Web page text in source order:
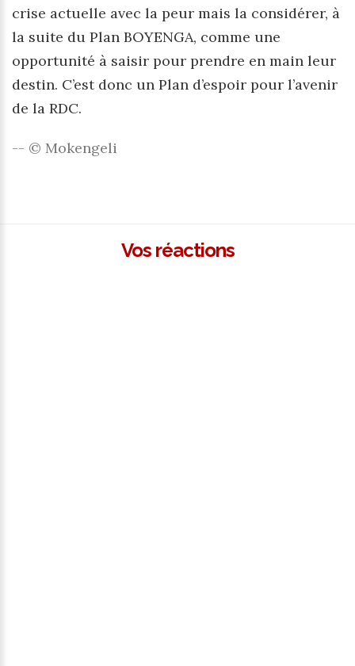
crise actuelle avec la peur mais la considérer, à
la suite du Plan BOYENGA, comme une
opportunité à saisir pour prendre en main leur
destin. C’est donc un Plan d’espoir pour l’avenir
de la RDC.
-- © Mokengeli
Vos réactions